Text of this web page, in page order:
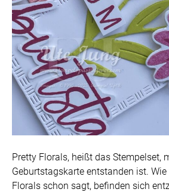
Pretty Florals, heißt das Stempelset,
Geburtstagskarte entstanden ist.
Florals schon sagt, befinden sich